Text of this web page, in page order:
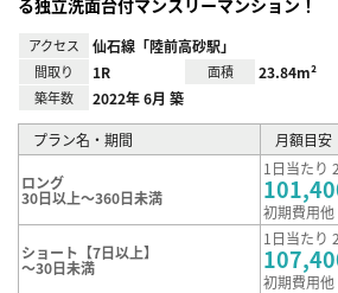
アクセス 仙石線「陸前高砂駅」
間取り 1R 面積 23.84m²
築年数 2022年 6月 築
プラン名・期間 月額目安
ロング
30日以上～360日未満
1日当たり
初期費用
ショート【7日以上】
～30日未満
1日当たり
初期費用